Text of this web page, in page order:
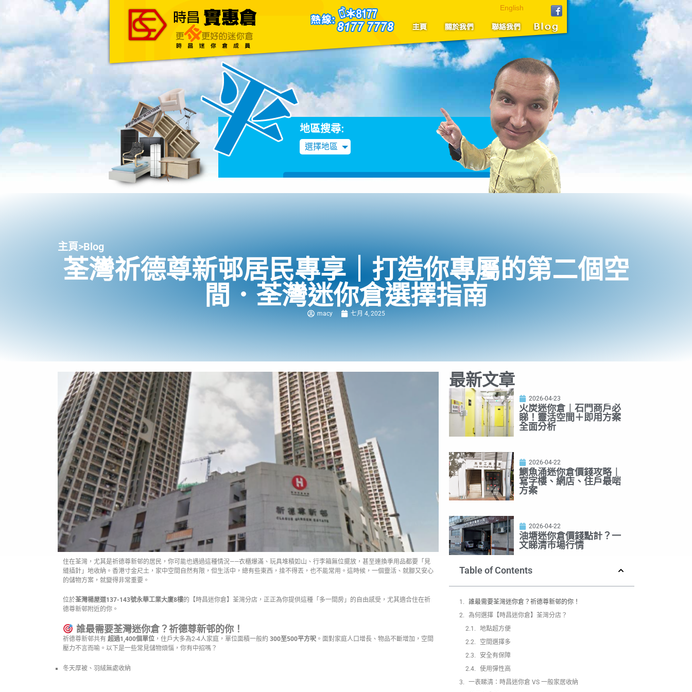
主頁 關於我們 聯絡我們
English
地區搜尋:
選擇地區
主頁>Blog
荃灣祈德尊新邨居民專享｜打造你專屬的第二個空
間．荃灣迷你倉選擇指南
macy 七月 4, 2025
住在荃灣，尤其是祈德尊新邨的居民，你可能也遇過這種情況——衣櫃爆滿、玩具堆積如山、行李箱無位擺放，甚至連換季用品都要「見
縫插針」地收納。香港寸金尺土，家中空間自然有限，但生活中，總有些東西，捨不得丟，也不能常用。這時候，一個靈活、就腳又安心
的儲物方案，就變得非常重要。
位於荃灣楊屋道137-143號永華工業大廈8樓的【時昌迷你倉】荃灣分店，正正為你提供這種「多一間房」的自由感受，尤其適合住在祈
德尊新邨附近的你。
誰最需要荃灣迷你倉？祈德尊新邨的你！
祈德尊新邨共有 超過1,400個單位 ，住戶大多為2-4人家庭，單位面積一般約 300至500平方呎 。面對家庭人口增長、物品不斷增加，空間
壓力不言而喻。以下是一些常見儲物煩惱，你有中招嗎？
冬天厚被、羽絨無處收納
最新文章
2026-04-23
火炭迷你倉｜石門商戶必
睇！靈活空間＋即用方案
全面分析
2026-04-22
鰂魚涌迷你倉價錢攻略｜
寫字樓、網店、住戶最啱
方案
2026-04-22
油塘迷你倉價錢點計？一
文睇清市場行情
Table of Contents
誰最需要荃灣迷你倉？祈德尊新邨的你！
為何選擇【時昌迷你倉】荃灣分店？
地點超方便
空間選擇多
安全有保障
使用彈性高
一表睇清：時昌迷你倉 VS 一般家居收納